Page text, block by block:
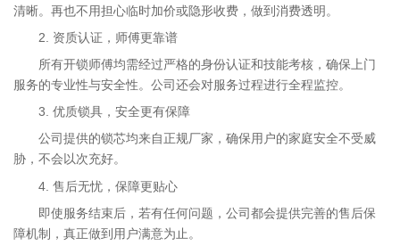
清晰。再也不用担心临时加价或隐形收费，做到消费透明。
2. 资质认证，师傅更靠谱
所有开锁师傅均需经过严格的身份认证和技能考核，确保上门
服务的专业性与安全性。公司还会对服务过程进行全程监控。
3. 优质锁具，安全更有保障
公司提供的锁芯均来自正规厂家，确保用户的家庭安全不受威
胁，不会以次充好。
4. 售后无忧，保障更贴心
即使服务结束后，若有任何问题，公司都会提供完善的售后保
障机制，真正做到用户满意为止。